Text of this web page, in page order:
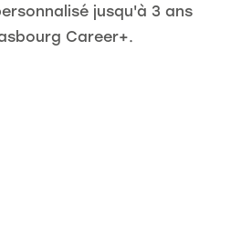
jusqu'à 3 ans
Career+.